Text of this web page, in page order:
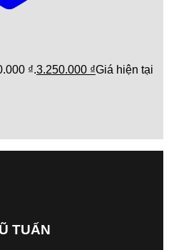
₫.3.250.000 ₫Giá hiện tại
TUẤN